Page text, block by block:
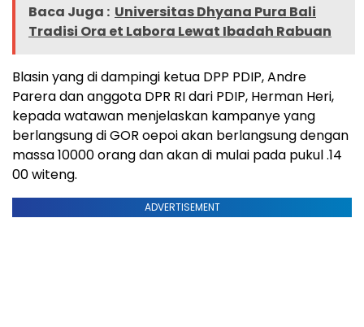
Baca Juga : Universitas Dhyana Pura Bali
Tradisi Ora et Labora Lewat Ibadah Rabuan
Blasin yang di dampingi ketua DPP PDIP, Andre
Parera dan anggota DPR RI dari PDIP, Herman Heri,
kepada watawan menjelaskan kampanye yang
berlangsung di GOR oepoi akan berlangsung dengan
massa 10000 orang dan akan di mulai pada pukul .14
00 witeng.
ADVERTISEMENT